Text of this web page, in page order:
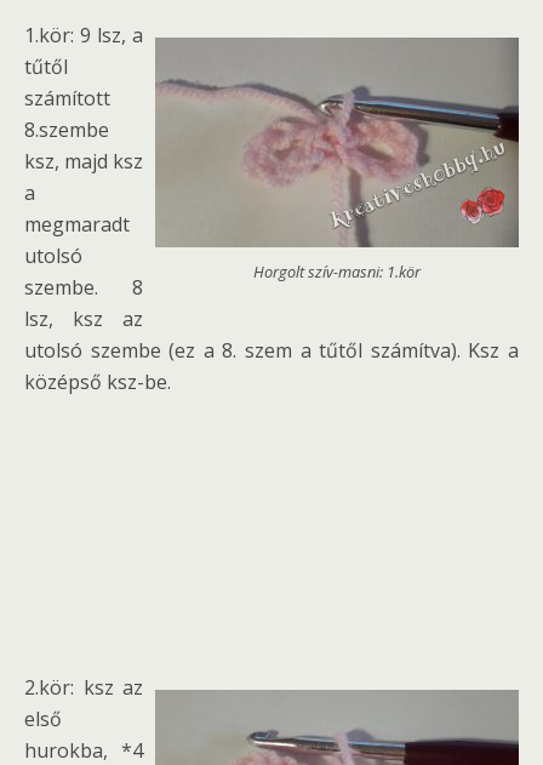
Horgolt szív-masni: 1.kör
1.kör: 9 lsz, a
tűtől
számított
8.szembe
ksz, majd ksz
a
megmaradt
utolsó
szembe. 8
lsz, ksz az
utolsó szembe (ez a 8. szem a tűtől számítva). Ksz a
középső ksz-be.
2.kör: ksz az
első
hurokba, *4